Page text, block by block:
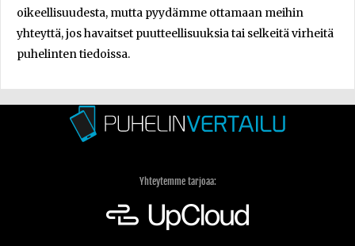
oikeellisuudesta, mutta pyydämme ottamaan meihin
yhteyttä, jos havaitset puutteellisuuksia tai selkeitä virheitä
puhelinten tiedoissa.
Yhteytemme tarjoaa: